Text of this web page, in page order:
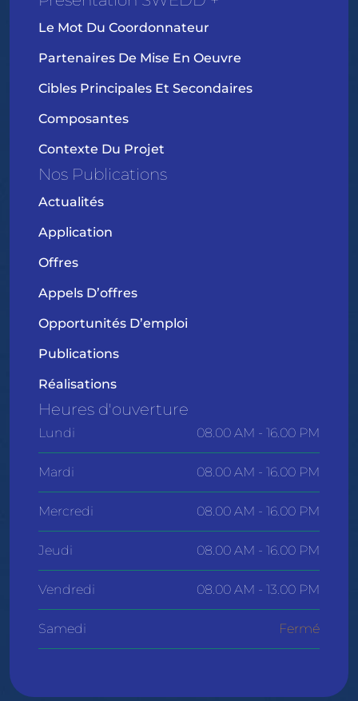
Le Mot Du Coordonnateur
Partenaires De Mise En Oeuvre
Cibles Principales Et Secondaires
Composantes
Contexte Du Projet
Nos Publications
Actualités
Application
Offres
Appels D’offres
Opportunités D’emploi
Publications
Réalisations
Heures d'ouverture
Lundi 08.00 AM - 16.00 PM
Mardi 08.00 AM - 16.00 PM
Mercredi 08.00 AM - 16.00 PM
Jeudi 08.00 AM - 16.00 PM
Vendredi 08.00 AM - 13.00 PM
Samedi Fermé